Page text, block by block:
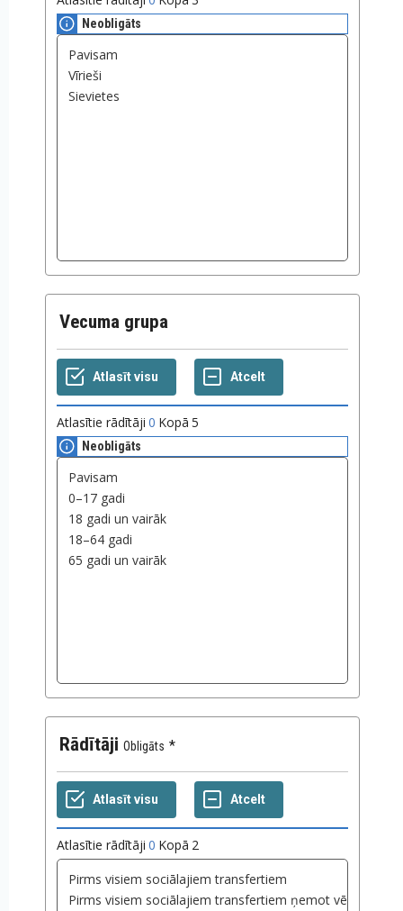
Neobligāts
Vecuma grupa
Atlasītie rādītāji 0 Kopā 5
Neobligāts
Rādītāji Obligāts
Atlasītie rādītāji 0 Kopā 2